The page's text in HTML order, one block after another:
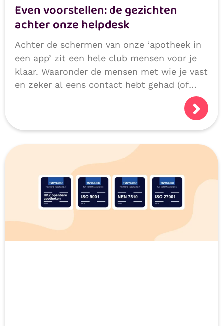
Even voorstellen: de gezichten
achter onze helpdesk
Achter de schermen van onze ‘apotheek in
een app’ zit een hele club mensen voor je
klaar. Waaronder de mensen met wie je vast
en zeker al eens contact hebt gehad (of